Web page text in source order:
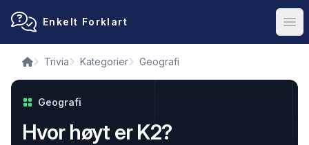
Enkelt Forklart
Trivia Kategorier Geografi
Geografi
Hvor høyt er K2?